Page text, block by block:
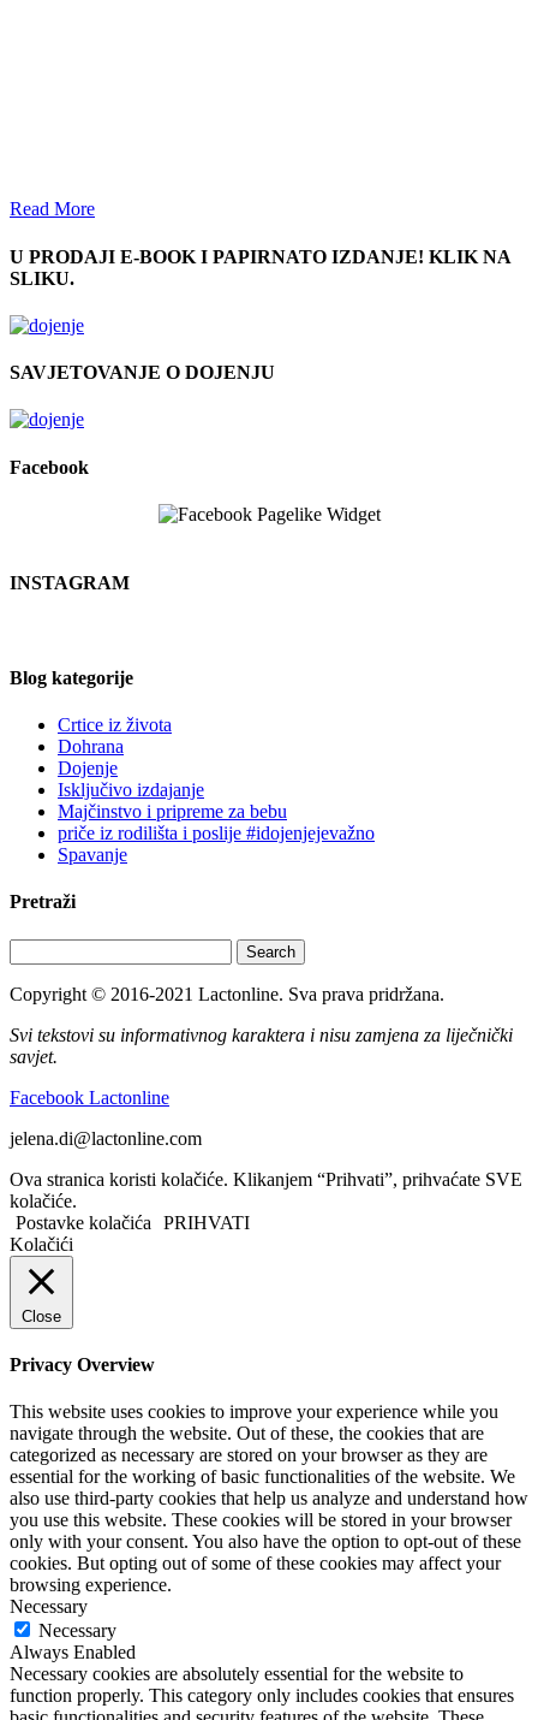
Read More
U PRODAJI E-BOOK I PAPIRNATO IZDANJE! KLIK NA
SLIKU.
SAVJETOVANJE O DOJENJU
Facebook
INSTAGRAM
Blog kategorije
Crtice iz života
Dohrana
Dojenje
Isključivo izdajanje
Majčinstvo i pripreme za bebu
priče iz rodilišta i poslije #idojenjejevažno
Spavanje
Pretraži
Search
Copyright © 2016-2021 Lactonline. Sva prava pridržana.
Svi tekstovi su informativnog karaktera i nisu zamjena za liječnički
savjet.
Facebook Lactonline
jelena.di@lactonline.com
Ova stranica koristi kolačiće. Klikanjem “Prihvati”, prihvaćate SVE
kolačiće.
Postavke kolačića
PRIHVATI
Kolačići
Close
Privacy Overview
This website uses cookies to improve your experience while you
navigate through the website. Out of these, the cookies that are
categorized as necessary are stored on your browser as they are
essential for the working of basic functionalities of the website. We
also use third-party cookies that help us analyze and understand how
you use this website. These cookies will be stored in your browser
only with your consent. You also have the option to opt-out of these
cookies. But opting out of some of these cookies may affect your
browsing experience.
Necessary
Necessary
Always Enabled
Necessary cookies are absolutely essential for the website to
function properly. This category only includes cookies that ensures